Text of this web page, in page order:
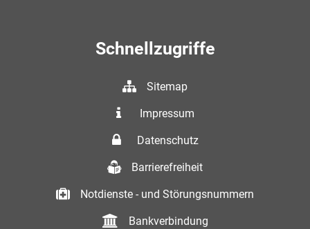
Schnellzugriffe
Sitemap
Impressum
Datenschutz
Barrierefreiheit
Notdienste - und Störungsnummern
Bankverbindung